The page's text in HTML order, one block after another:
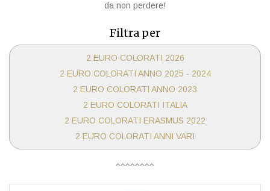
da non perdere!
Filtra per
2 EURO COLORATI 2026
2 EURO COLORATI ANNO 2025 - 2024
2 EURO COLORATI ANNO 2023
2 EURO COLORATI ITALIA
2 EURO COLORATI ERASMUS 2022
2 EURO COLORATI ANNI VARI